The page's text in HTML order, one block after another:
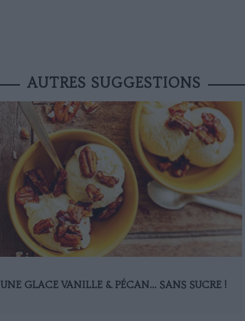
AUTRES SUGGESTIONS
UNE GLACE VANILLE & PÉCAN… SANS SUCRE !